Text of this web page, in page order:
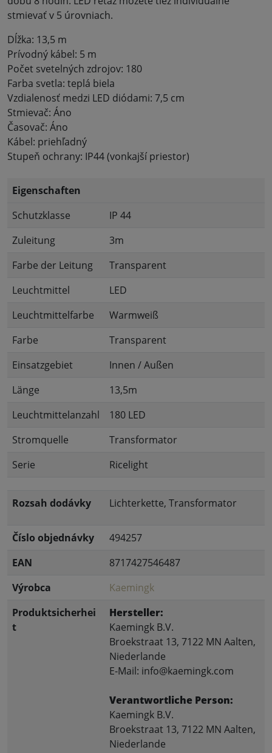
stmievať v 5 úrovniach.
Dĺžka: 13,5 m
Prívodný kábel: 5 m
Počet svetelných zdrojov: 180
Farba svetla: teplá biela
Vzdialenosť medzi LED diódami: 7,5 cm
Stmievač: Áno
Časovač: Áno
Kábel: priehľadný
Stupeň ochrany: IP44 (vonkajší priestor)
Eigenschaften
Schutzklasse
IP 44
Zuleitung
3m
Farbe der Leitung
Transparent
Leuchtmittel
LED
Leuchtmittelfarbe
Warmweiß
Farbe
Transparent
Einsatzgebiet
Innen / Außen
Länge
13,5m
Leuchtmittelanzahl
180 LED
Stromquelle
Transformator
Serie
Ricelight
Rozsah dodávky Lichterkette, Transformator
Číslo objednávky
494257
EAN
8717427546487
Výrobca
Kaemingk
Produktsicherhei
t
Hersteller:
Kaemingk B.V.
Broekstraat 13, 7122 MN Aalten,
Niederlande
E-Mail: info@kaemingk.com
Verantwortliche Person:
Kaemingk B.V.
Broekstraat 13, 7122 MN Aalten,
Niederlande